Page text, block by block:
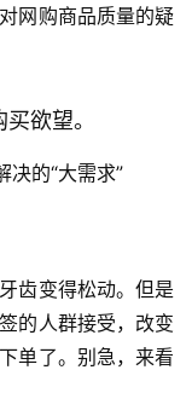
网购商品质量的疑
欲望。
决的“大需求”
齿变得松动。但是
的人群接受，改变
单了。别急，来看